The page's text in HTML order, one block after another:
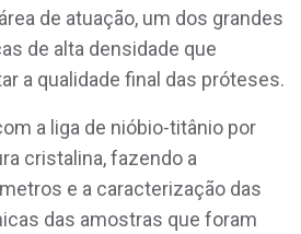
de atuação, um dos grandes
de alta densidade que
a qualidade final das próteses.
a liga de nióbio-titânio por
cristalina, fazendo a
e a caracterização das
das amostras que foram